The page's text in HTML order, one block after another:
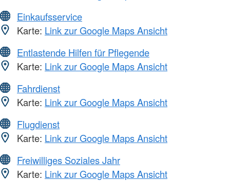
Einkaufsservice
Karte: Link zur Google Maps Ansicht
Entlastende Hilfen für Pflegende
Karte: Link zur Google Maps Ansicht
Fahrdienst
Karte: Link zur Google Maps Ansicht
Flugdienst
Karte: Link zur Google Maps Ansicht
Freiwilliges Soziales Jahr
Karte: Link zur Google Maps Ansicht